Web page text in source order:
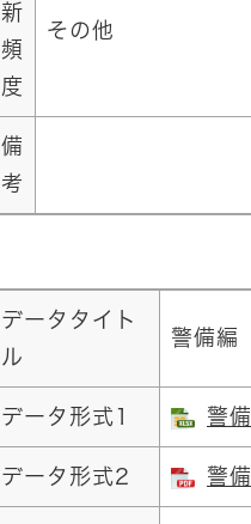
新
頻
度
その他
備
考
データタイト
ル
警備編
データ形式1 警
データ形式2 警